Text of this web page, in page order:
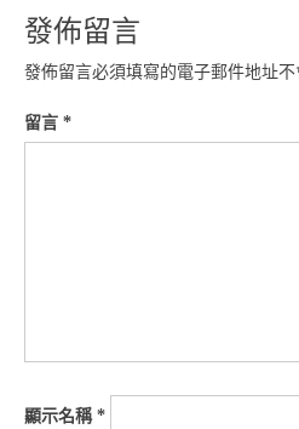
發佈留言
發佈留言必須填寫的電子郵件地址不
留言 *
顯示名稱*